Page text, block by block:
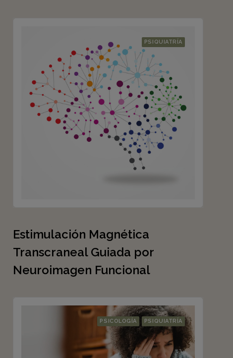
PSIQUIATRÍA
Estimulación Magnética
Transcraneal Guiada por
Neuroimagen Funcional
PSICOLOGÍA PSIQUIATRÍA